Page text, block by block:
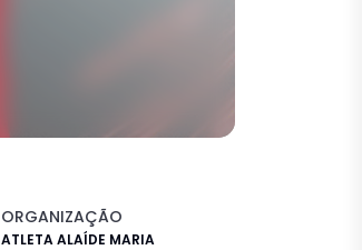
ORGANIZAÇÃO
ATLETA ALAÍDE MARIA